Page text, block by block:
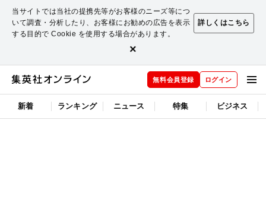
当サイトでは当社の提携先等がお客様のニーズ等につ
いて調査・分析したり、お客様にお勧めの広告を表示
する目的で Cookie を使用する場合があります。
詳しくはこちら
×
無料会員登録 ログイン
新着 ランキング ニュース 特集 ビジネス